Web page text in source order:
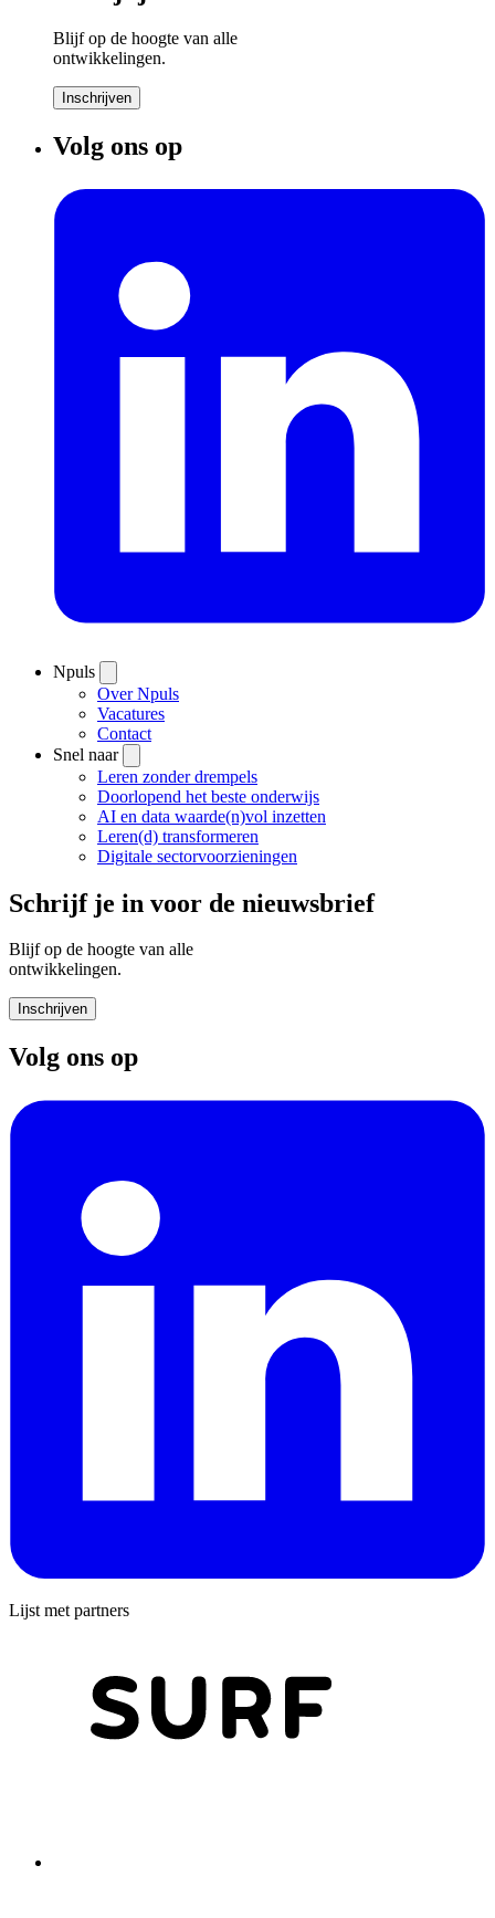
Blijf op de hoogte van alle
ontwikkelingen.
Inschrijven
Volg ons op
Npuls
Over Npuls
Vacatures
Contact
Snel naar
Leren zonder drempels
Doorlopend het beste onderwijs
AI en data waarde(n)vol inzetten
Leren(d) transformeren
Digitale sectorvoorzieningen
Schrijf je in voor de nieuwsbrief
Blijf op de hoogte van alle
ontwikkelingen.
Inschrijven
Volg ons op
Lijst met partners